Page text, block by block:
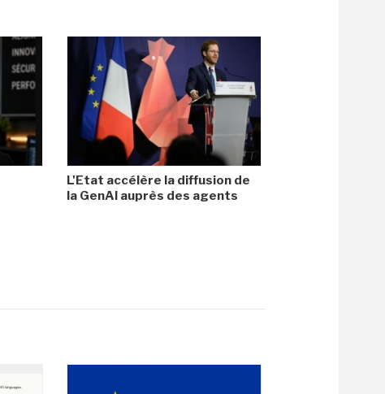
L'Etat accélère la diffusion de
la GenAI auprès des agents